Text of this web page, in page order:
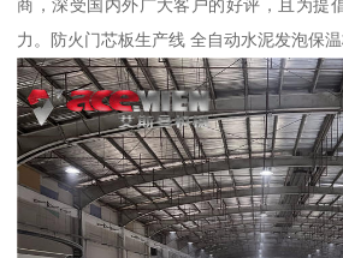
商，深受国内外广大客户的好评，且为提
力。防火门芯板生产线 全自动水泥发泡保